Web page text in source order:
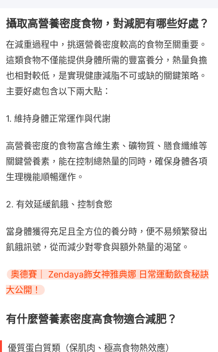
攝取高營養密度食物，對減肥有哪些好處？
在減重過程中，挑選營養密度較高的食物至關重要。
這類食物不僅能提供身體所需的豐富養分，熱量負擔
也相對較低，是實現健康減脂不可或缺的關鍵策略。
主要好處包含以下兩大點：
1. 維持身體正常運作與代謝
高營養密度的食物富含維生素、礦物質、膳食纖維等
關鍵營養素，能在控制總熱量的同時，確保身體各項
生理機能順暢運作。
2. 有效延緩飢餓、控制食慾
當身體獲得充足且全方位的養分時，便不易頻繁發出
飢餓訊號，從而減少對零食與額外熱量的渴望。
奧德賽｜ Zendaya飾女神雅典娜 日常運動飲食秘訣
大公開！
有什麼營養素密度高食物適合減肥？
優質蛋白質類（保肌肉、極高食物熱效應）